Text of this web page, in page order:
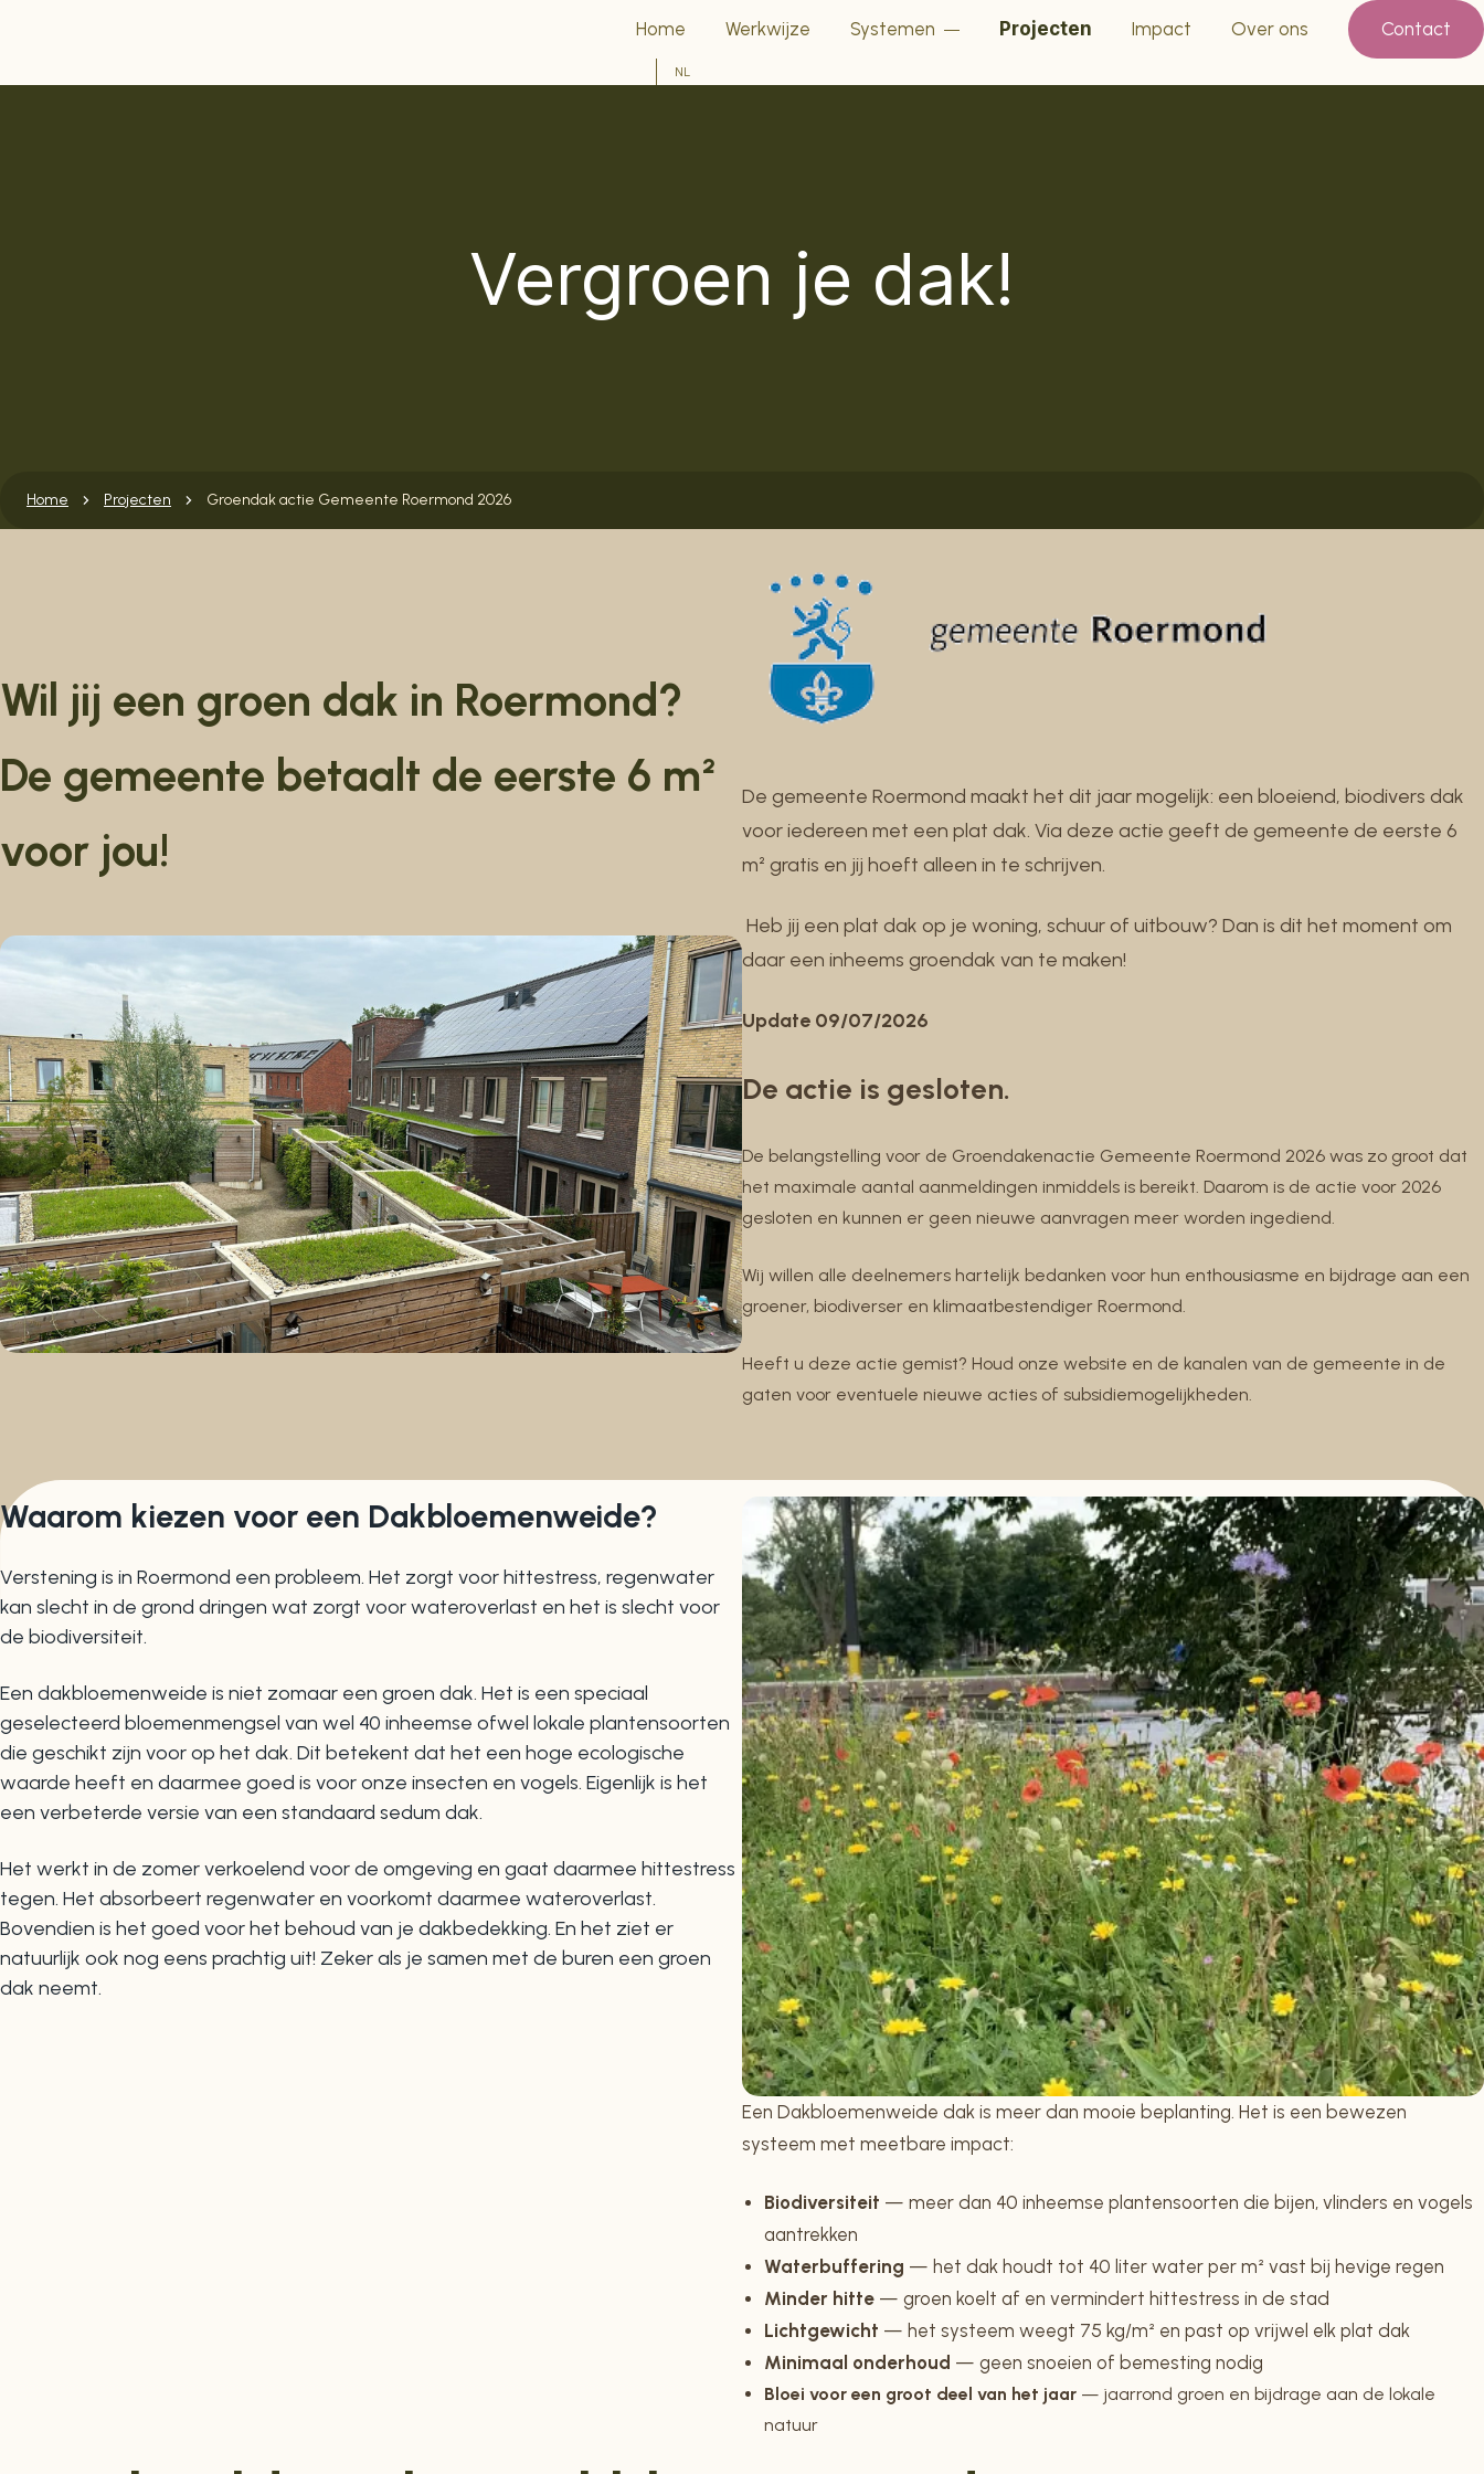
Home Werkwijze Systemen Projecten Impact Over ons Contact
NL
Vergroen je dak!
Home Projecten Groendak actie Gemeente Roermond 2026
Wil jij een groen dak in Roermond?
De gemeente betaalt de eerste 6 m²
voor jou!
De gemeente Roermond maakt het dit jaar mogelijk: een bloeiend, biodivers dak
voor iedereen met een plat dak. Via deze actie geeft de gemeente de eerste 6
m² gratis en jij hoeft alleen in te schrijven.
Heb jij een plat dak op je woning, schuur of uitbouw? Dan is dit het moment om
daar een inheems groendak van te maken!
Update 09/07/2026
De actie is gesloten.
De belangstelling voor de Groendakenactie Gemeente Roermond 2026 was zo groot dat
het maximale aantal aanmeldingen inmiddels is bereikt. Daarom is de actie voor 2026
gesloten en kunnen er geen nieuwe aanvragen meer worden ingediend.
Wij willen alle deelnemers hartelijk bedanken voor hun enthousiasme en bijdrage aan een
groener, biodiverser en klimaatbestendiger Roermond.
Heeft u deze actie gemist? Houd onze website en de kanalen van de gemeente in de
gaten voor eventuele nieuwe acties of subsidiemogelijkheden.
Waarom kiezen voor een Dakbloemenweide?
Verstening is in Roermond een probleem. Het zorgt voor hittestress, regenwater
kan slecht in de grond dringen wat zorgt voor wateroverlast en het is slecht voor
de biodiversiteit.
Een dakbloemenweide is niet zomaar een groen dak. Het is een speciaal
geselecteerd bloemenmengsel van wel 40 inheemse ofwel lokale plantensoorten
die geschikt zijn voor op het dak. Dit betekent dat het een hoge ecologische
waarde heeft en daarmee goed is voor onze insecten en vogels. Eigenlijk is het
een verbeterde versie van een standaard sedum dak.
Het werkt in de zomer verkoelend voor de omgeving en gaat daarmee hittestress
tegen. Het absorbeert regenwater en voorkomt daarmee wateroverlast.
Bovendien is het goed voor het behoud van je dakbedekking. En het ziet er
natuurlijk ook nog eens prachtig uit! Zeker als je samen met de buren een groen
dak neemt.
Een Dakbloemenweide dak is meer dan mooie beplanting. Het is een bewezen
systeem met meetbare impact:
Biodiversiteit — meer dan 40 inheemse plantensoorten die bijen, vlinders en vogels
aantrekken
Waterbuffering — het dak houdt tot 40 liter water per m² vast bij hevige regen
Minder hitte — groen koelt af en vermindert hittestress in de stad
Lichtgewicht — het systeem weegt 75 kg/m² en past op vrijwel elk plat dak
Minimaal onderhoud — geen snoeien of bemesting nodig
Bloei voor een groot deel van het jaar — jaarrond groen en bijdrage aan de lokale
natuur